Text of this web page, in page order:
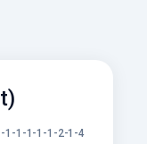
1-1-1-1-1-2-1-4